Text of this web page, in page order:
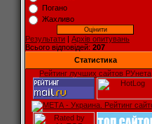
Погано
Жахливо
Результати | Архів опитувань
Всього відповідей: 207
Статистика
Рейтинг лучших сайтов РУнета